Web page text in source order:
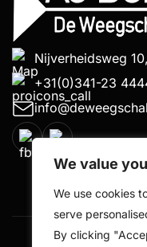
We value
We use cookies
serve
By clicking
Nijverheidsweg
+31(0)341-23